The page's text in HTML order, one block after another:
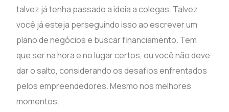
talvez já tenha passado a ideia a colegas. Talvez
você já esteja perseguindo isso ao escrever um
plano de negócios e buscar financiamento. Tem
que ser na hora e no lugar certos, ou você não deve
dar o salto, considerando os desafios enfrentados
pelos empreendedores. Mesmo nos melhores
momentos.